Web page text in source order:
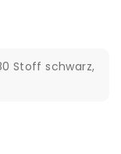
Stoff schwarz,